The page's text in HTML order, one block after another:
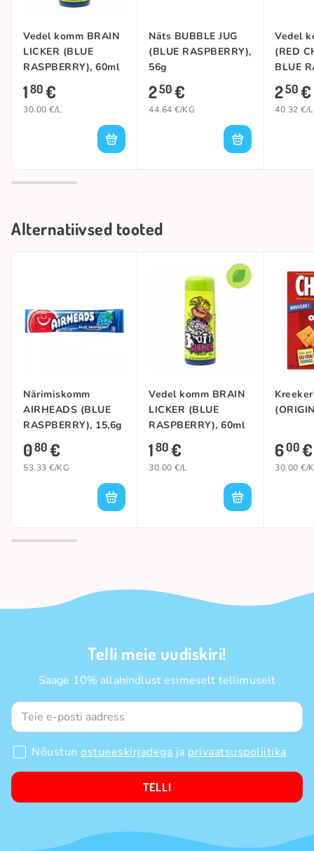
Vedel komm BRAIN
LICKER (BLUE
RASPBERRY), 60ml
180€
30.00 €/L
Näts BUBBLE JUG
(BLUE RASPBERRY),
56g
250€
44.64 €/KG
Vedel
(RED
BLUE
62ml
250€
40.32 €/L
Alternatiivsed tooted
Närimiskomm
AIRHEADS (BLUE
RASPBERRY), 15,6g
080€
53.33 €/KG
Vedel komm BRAIN
LICKER (BLUE
RASPBERRY), 60ml
180€
30.00 €/L
600€
30.00 €/
Telli meie uudiskiri!
Saage 10% allahindlust esimeselt tellimuselt
Nõustun ostueeskirjadega ja privaatsuspoliitika
TELLI